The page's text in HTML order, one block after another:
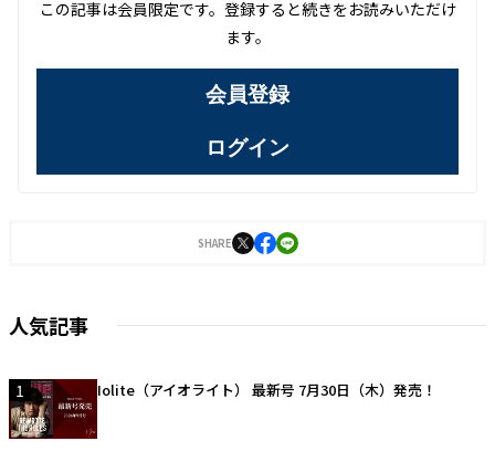
この記事は会員限定です。登録すると続きをお読みいただけ
ます。
会員登録
ログイン
SHARE
人気記事
1 Iolite（アイオライト） 最新号 7月30日（木）発売！